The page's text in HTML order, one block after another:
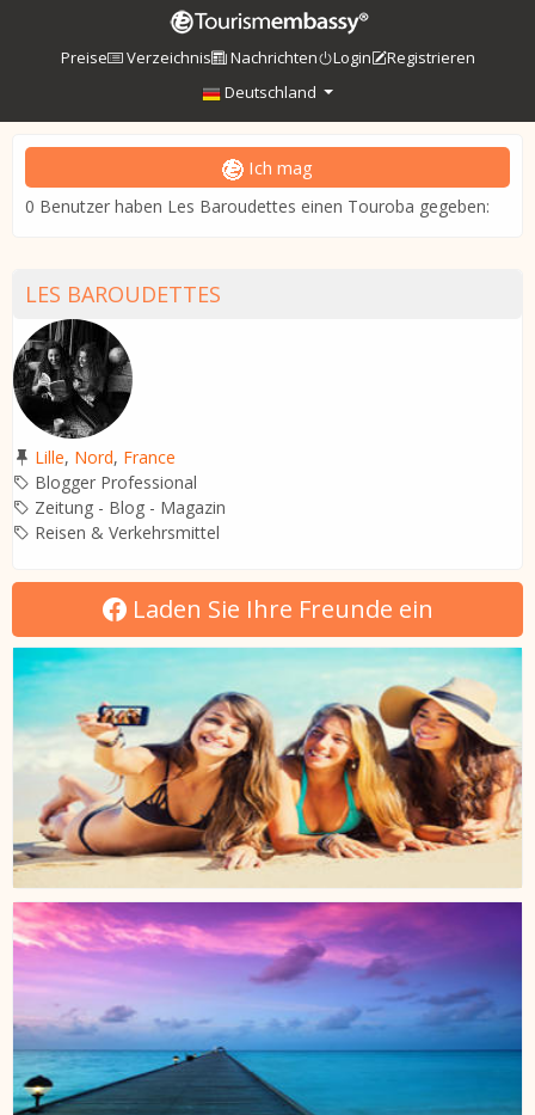
Preise Verzeichnis Nachrichten Login
Registrieren
Deutschland
Ich mag
0 Benutzer haben Les Baroudettes einen Touroba gegeben:
LES BAROUDETTES
Lille, Nord, France
Blogger Professional
Zeitung - Blog - Magazin
Reisen & Verkehrsmittel
Laden Sie Ihre Freunde ein